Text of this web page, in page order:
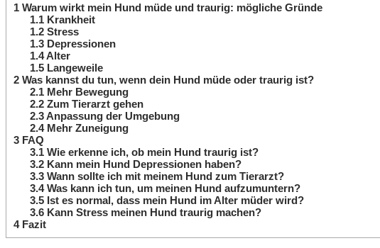
1 Warum wirkt mein Hund müde und traurig: mögliche Gründe
1.1Krankheit
1.2Stress
1.3Depressionen
1.4Alter
1.5Langeweile
2 Was kannst du tun, wenn dein Hund müde oder traurig ist?
2.1Mehr Bewegung
2.2Zum Tierarzt gehen
2.3Anpassung der Umgebung
2.4Mehr Zuneigung
3 FAQ
3.1Wie erkenne ich, ob mein Hund traurig ist?
3.2Kann mein Hund Depressionen haben?
3.3Wann sollte ich mit meinem Hund zum Tierarzt?
3.4Was kann ich tun, um meinen Hund aufzumuntern?
3.5Ist es normal, dass mein Hund im Alter müder wird?
3.6Kann Stress meinen Hund traurig machen?
4Fazit